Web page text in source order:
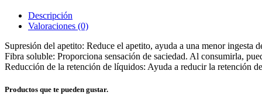
SdB
trozos
cantidad
Descripción
Valoraciones (0)
Supresión del apetito: Reduce el apetito, ayuda a una menor ingesta
Fibra soluble: Proporciona sensación de saciedad. Al consumirla,
Reducción de la retención de líquidos: Ayuda a reducir la retención
Productos que te pueden gustar.